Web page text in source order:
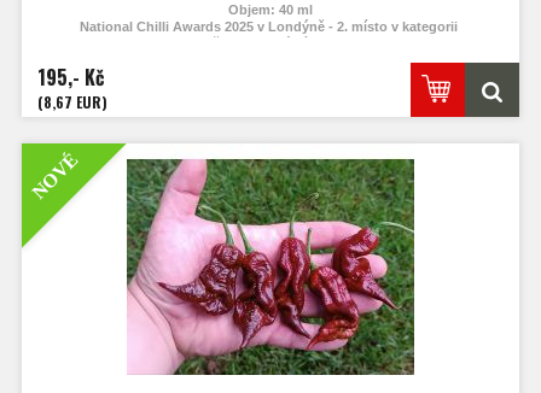
Objem: 40 ml
National Chilli Awards 2025 v Londýně - 2. místo v kategorii
Artisan Flavor Awards 2026 - 1. místo v
195,- Kč
(8,67 EUR)
NOVÉ